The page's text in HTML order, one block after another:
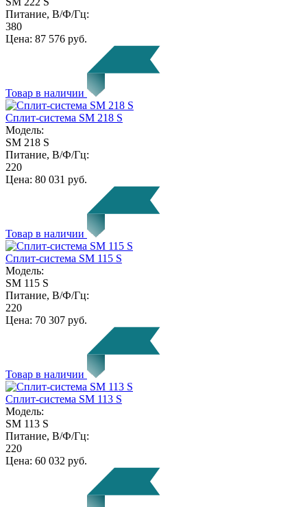
Питание, В/Ф/Гц:
380
Цена: 87 576 руб.
Товар в наличии
Сплит-система SM 218 S
Модель:
SM 218 S
Питание, В/Ф/Гц:
220
Цена: 80 031 руб.
Товар в наличии
Сплит-система SM 115 S
Модель:
SM 115 S
Питание, В/Ф/Гц:
220
Цена: 70 307 руб.
Товар в наличии
Сплит-система SM 113 S
Модель:
SM 113 S
Питание, В/Ф/Гц:
220
Цена: 60 032 руб.